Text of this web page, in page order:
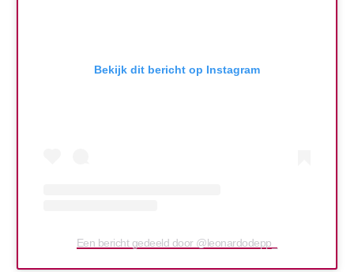
Bekijk dit bericht op Instagram
Een bericht gedeeld door @leonardodepp_